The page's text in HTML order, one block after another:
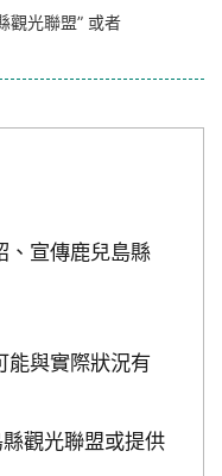
觀光聯盟” 或者
、宣傳鹿兒島縣
能與實際狀況有
觀光聯盟或提供